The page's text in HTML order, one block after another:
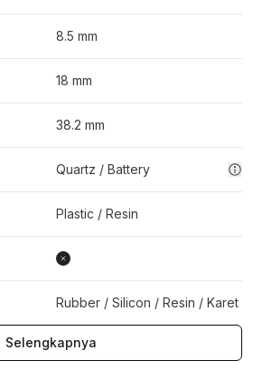
8.5 mm
18 mm
38.2 mm
Quartz / Battery
Plastic / Resin
Rubber / Silicon / Resin / Karet
Selengkapnya